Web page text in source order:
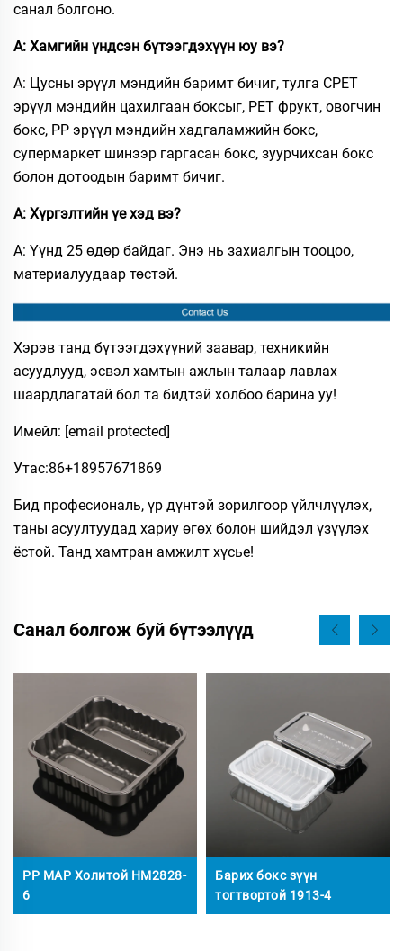
санал болгоно.
А: Хамгийн үндсэн бүтээгдэхүүн юу вэ?​
A: Цусны эрүүл мэндийн баримт бичиг, тулга CPET
эрүүл мэндийн цахилгаан боксыг, PET фрукт, овогчин
бокс, PP эрүүл мэндийн хадгаламжийн бокс,
супермаркет шинээр гаргасан бокс, зуурчихсан бокс
болон дотоодын баримт бичиг.​
А: Хүргэлтийн үе хэд вэ?​
A: Үүнд 25 өдөр байдаг. Энэ нь захиалгын тооцоо,
материалуудаар төстэй.​
Хэрэв танд бүтээгдэхүүний заавар, техникийн
асуудлууд, эсвэл хамтын ажлын талаар лавлах
шаардлагатай бол та бидтэй холбоо барина уу!
Имейл: [email protected]
Утас:​86+18957671869
Бид професиональ, үр дүнтэй зорилгоор үйлчлүүлэх,
таны асуултуудад хариу өгөх болон шийдэл үзүүлэх
ёстой. Танд хамтран амжилт хүсье!
Санал болгож буй бүтээлүүд
PP MAP Холитой HM2828-
6
Барих бокс зүүн
тогтвортой 1913-4